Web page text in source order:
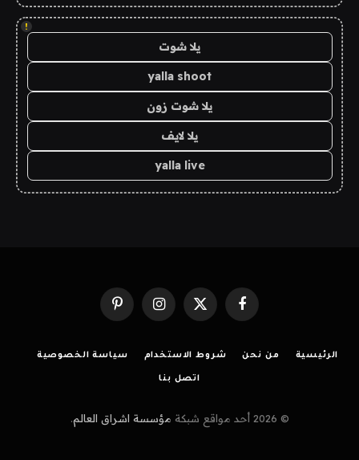
!
يلا شوت
yalla shoot
يلا شوت زون
يلا لايف
yalla live
فيسبوك X
(Twitter)
الانستغرامبينتيريست
الرئيسية من نحن شروط الاستخدام سياسة الخصوصية
اتصل بنا
© 2026 أحد مواقع شبكة مؤسسة اشراق العالم.